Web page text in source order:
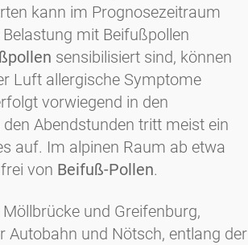
kann im Prognosezeitraum
mit Beifußpollen
sensibilisiert sind, können
Luft allergische Symptome
vorwiegend in den
Abendstunden tritt meist ein
auf. Im alpinen Raum ab etwa
von Beifuß-Pollen.
und Greifenburg,
Autobahn und Nötsch, entlang der